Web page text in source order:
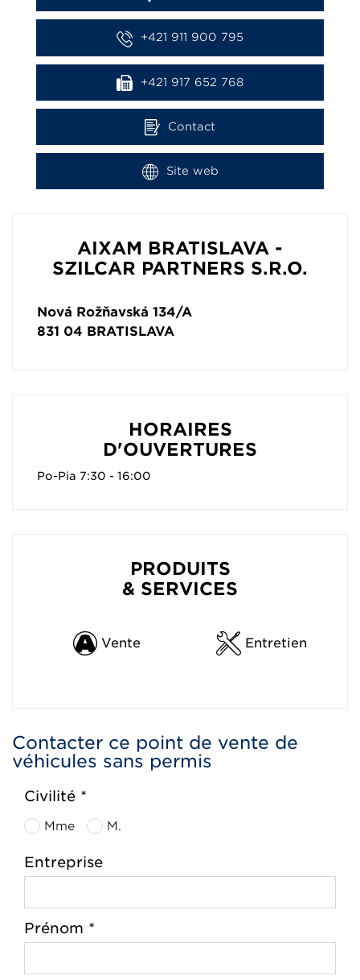
+421 911 900 795
+421 917 652 768
Contact
Site web
AIXAM BRATISLAVA -
SZILCAR PARTNERS S.R.O.
Nová Rožňavská 134/A
831 04 BRATISLAVA
HORAIRES
D'OUVERTURES
Po-Pia 7:30 - 16:00
PRODUITS
& SERVICES
Vente Entretien
Contacter ce point de vente de
véhicules sans permis
Civilité *
Mme M.
Entreprise
Prénom *